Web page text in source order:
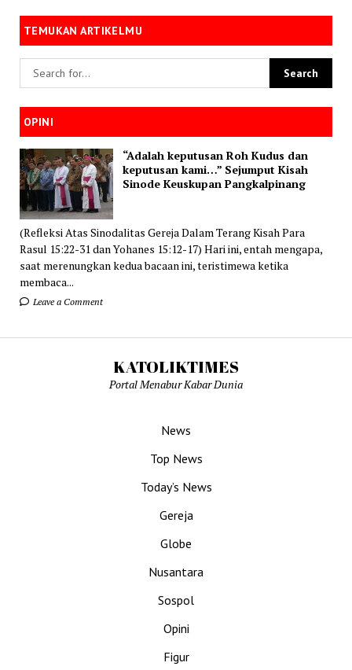
TEMUKAN ARTIKELMU
OPINI
“Adalah keputusan Roh Kudus dan
keputusan kami…” Sejumput Kisah
Sinode Keuskupan Pangkalpinang
(Refleksi Atas Sinodalitas Gereja Dalam Terang Kisah Para
Rasul 15:22-31 dan Yohanes 15:12-17) Hari ini, entah mengapa,
saat merenungkan kedua bacaan ini, teristimewa ketika
membaca...
Leave a Comment
KATOLIKTIMES
Portal Menabur Kabar Dunia
News
Top News
Today’s News
Gereja
Globe
Nusantara
Sospol
Opini
Figur